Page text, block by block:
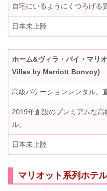
自宅にいるようにくつろげる
日本未上陸
ホーム&ヴィラ・バイ・マリ
Villas by Marriott Bonvoy)
高級バケーションレンタル。
2019年創設のプレミアムな
ル。
日本未上陸
マリオット系列ホテ